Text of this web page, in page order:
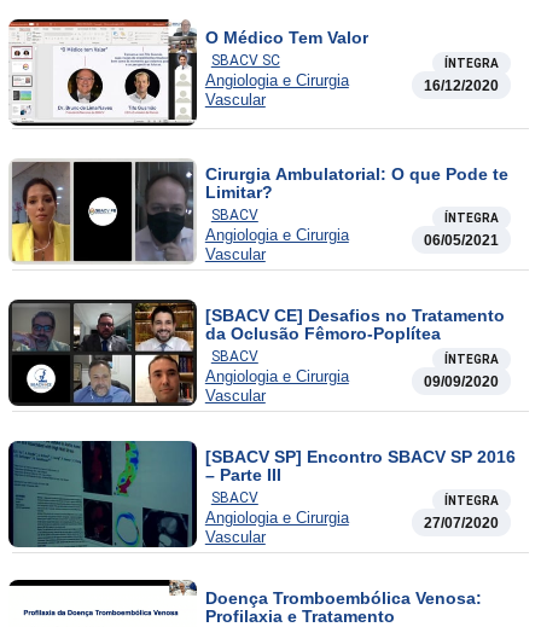
O Médico Tem Valor
SBACV SC ÍNTEGRA
Angiologia e Cirurgia
Vascular
16/12/2020
Cirurgia Ambulatorial: O que Pode te
Limitar?
SBACV ÍNTEGRA
Angiologia e Cirurgia
Vascular
06/05/2021
[SBACV CE] Desafios no Tratamento
da Oclusão Fêmoro-Poplítea
SBACV ÍNTEGRA
Angiologia e Cirurgia
Vascular
09/09/2020
[SBACV SP] Encontro SBACV SP 2016
– Parte III
SBACV ÍNTEGRA
Angiologia e Cirurgia
Vascular
27/07/2020
Doença Tromboembólica Venosa:
Profilaxia e Tratamento